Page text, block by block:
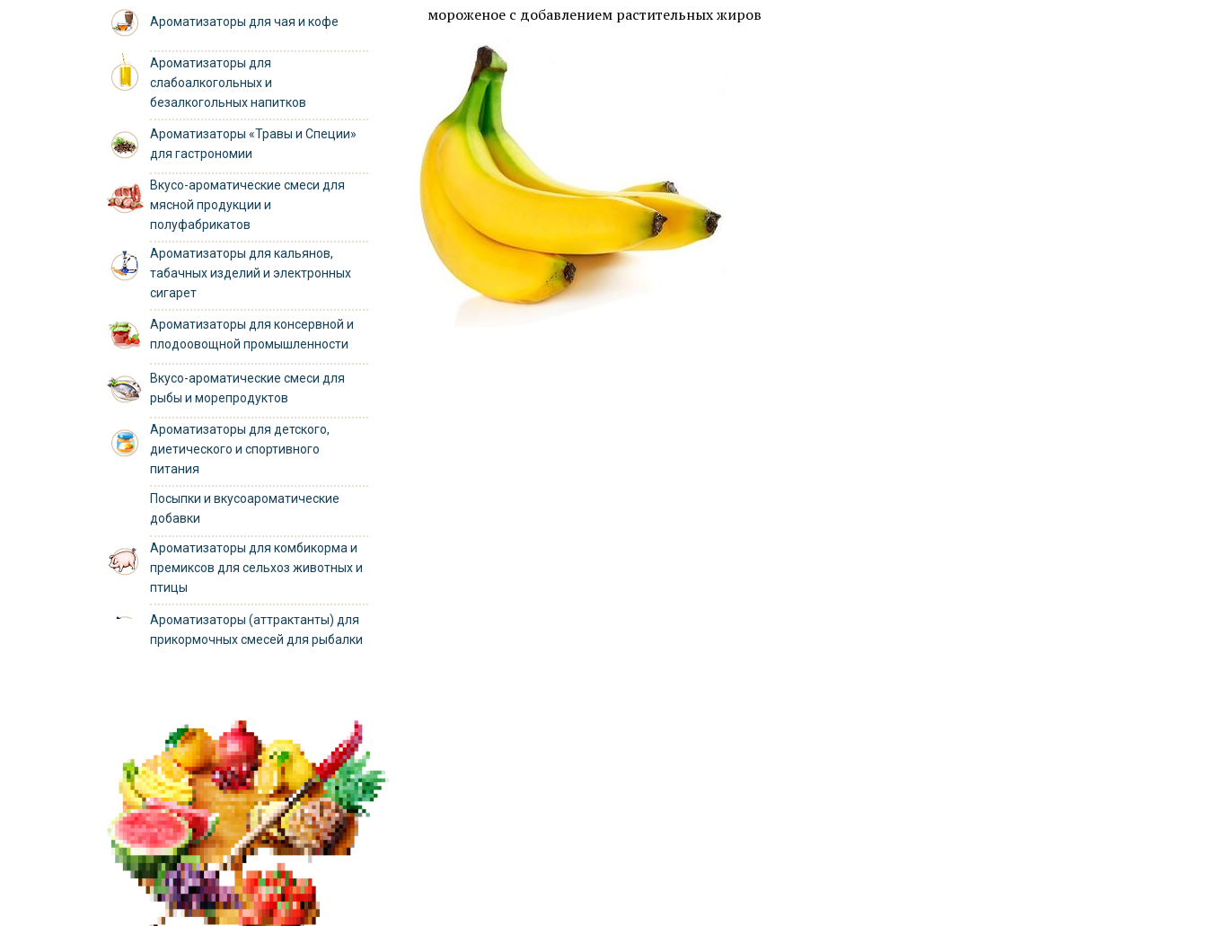
Ароматизаторы для чая и кофе
Ароматизаторы для
слабоалкогольных и
безалкогольных напитков
Ароматизаторы «Травы и Специи»
для гастрономии
Вкусо-ароматические смеси для
мясной продукции и
полуфабрикатов
Ароматизаторы для кальянов,
табачных изделий и электронных
сигарет
Ароматизаторы для консервной и
плодоовощной промышленности
Вкусо-ароматические смеси для
рыбы и морепродуктов
Ароматизаторы для детского,
диетического и спортивного
питания
Посыпки и вкусоароматические
добавки
Ароматизаторы для комбикорма и
премиксов для сельхоз животных и
птицы
Ароматизаторы (аттрактанты) для
прикормочных смесей для рыбалки
мороженое с добавлением растительных жиров